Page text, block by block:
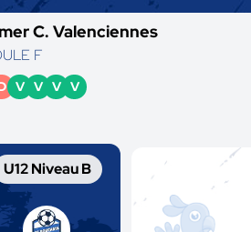
C. Valenciennes
F
V V V V
U12 Niveau B